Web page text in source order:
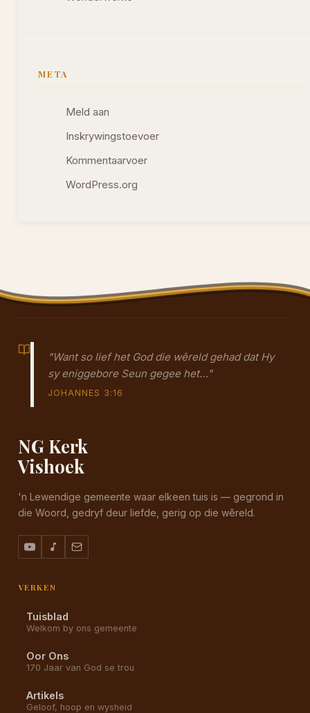
META
Meld aan
Inskrywingstoevoer
Kommentaarvoer
WordPress.org
"Want so lief het God die wêreld gehad dat Hy
sy eniggebore Seun gegee het…"
JOHANNES 3:16
NG Kerk
Vishoek
'n Lewendige gemeente waar elkeen tuis is — gegrond in
die Woord, gedryf deur liefde, gerig op die wêreld.
VERKEN
Tuisblad
Welkom by ons gemeente
Oor Ons
170 Jaar van God se trou
Artikels
Geloof, hoop en wysheid